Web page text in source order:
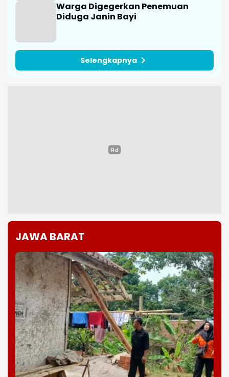
Warga Digegerkan Penemuan
Diduga Janin Bayi
Selengkapnya
JAWA BARAT